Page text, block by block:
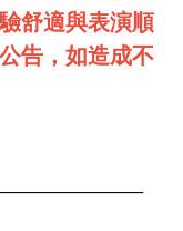
舒適與表演順
告，如造成不